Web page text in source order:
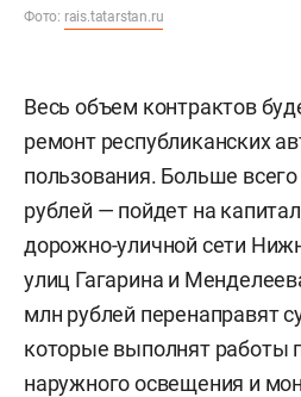
Фото: rais.tatarstan.ru
Весь объем контрактов
ремонт республиканских
пользования. Больше
рублей — пойдет на
дорожно-уличной сети
улиц Гагарина и
млн рублей перенаправят
которые выполнят работы
наружного освещения и